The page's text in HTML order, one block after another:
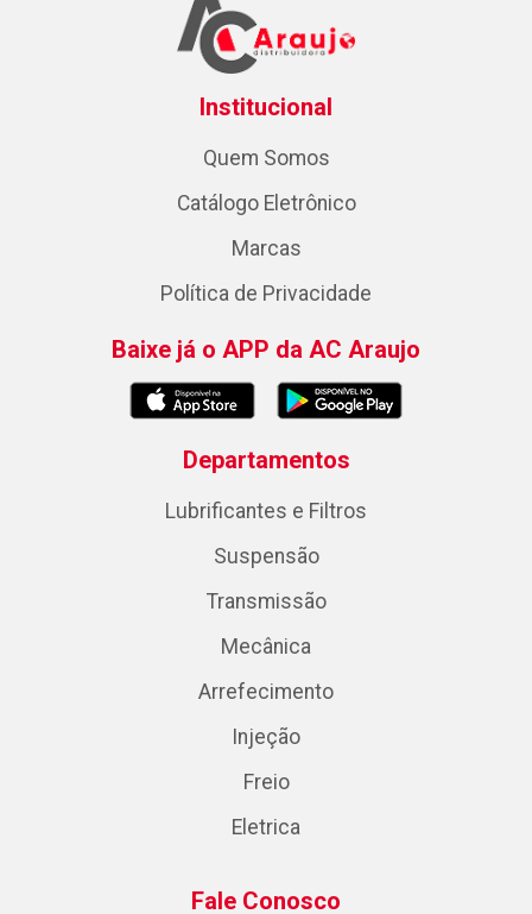
Institucional
Quem Somos
Catálogo Eletrônico
Marcas
Política de Privacidade
Baixe já o APP da AC Araujo
Departamentos
Lubrificantes e Filtros
Suspensão
Transmissão
Mecânica
Arrefecimento
Injeção
Freio
Eletrica
Fale Conosco